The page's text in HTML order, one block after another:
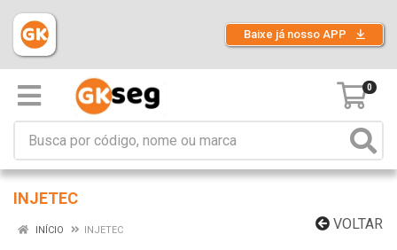
Baixe já nosso APP
0
INJETEC
VOLTAR
INÍCIO INJETEC